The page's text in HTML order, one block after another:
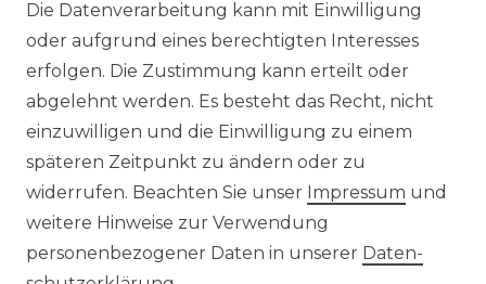
HERSTELLER
REFERENZEN
Widerrufs­recht
Die Datenverarbeitung kann mit Einwilligung
oder aufgrund eines berechtigten Interesses
erfolgen. Die Zustimmung kann erteilt oder
abgelehnt werden. Es besteht das Recht, nicht
einzuwilligen und die Einwilligung zu einem
späteren Zeitpunkt zu ändern oder zu
widerrufen. Beachten Sie unser Impressum und
weitere Hinweise zur Verwendung
personenbezogener Daten in unserer Daten­